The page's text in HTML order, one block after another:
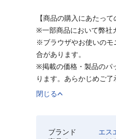
【商品の購入にあたって
※一部商品において弊社
※ブラウザやお使いのモ
合があります。
※掲載の価格・製品のパ
ります。あらかじめご了
閉じる
ブランド
エス